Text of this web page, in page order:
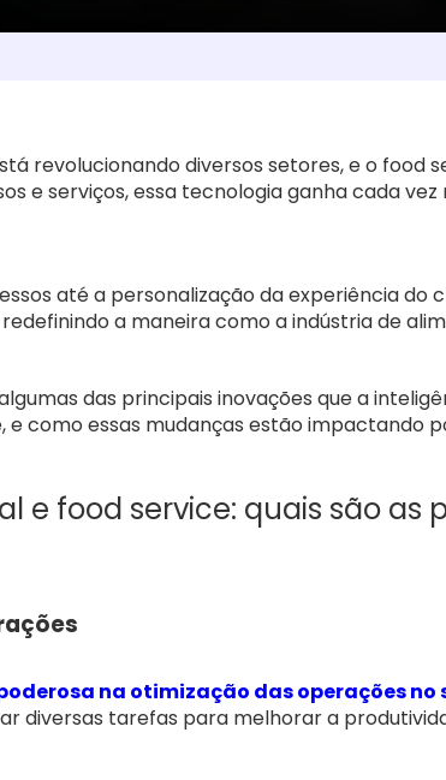
revolucionando diversos setores, e o food
e serviços, essa tecnologia ganha cada
até a personalização da experiência do
a maneira como a indústria de
das principais inovações que a
e como essas mudanças estão impactando
e food service: quais são as
na otimização das operações no
diversas tarefas para melhorar a